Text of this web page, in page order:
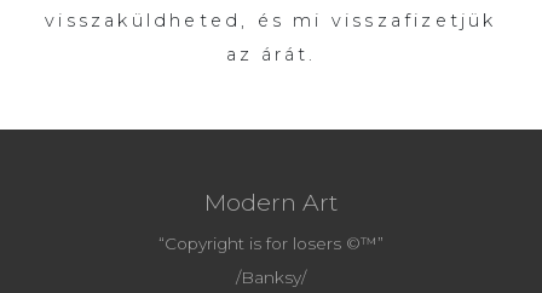
visszaküldheted, és mi visszafizetjük
az árát.
Modern Art
“Copyright is for losers ©™”
/Banksy/